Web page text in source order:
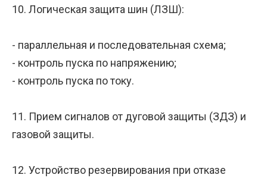
10. Логическая защита шин (ЛЗШ):
- параллельная и последовательная схема;
- контроль пуска по напряжению;
- контроль пуска по току.
11. Прием сигналов от дуговой защиты (ЗДЗ) и
газовой защиты.
12. Устройство резервирования при отказе